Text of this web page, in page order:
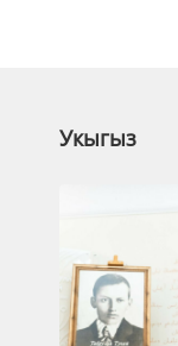
Укыгыз